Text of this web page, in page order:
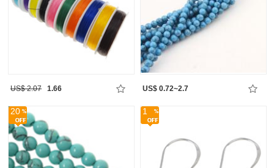
US$ 2.07 1.66 US$ 0.72~2.7
20 1